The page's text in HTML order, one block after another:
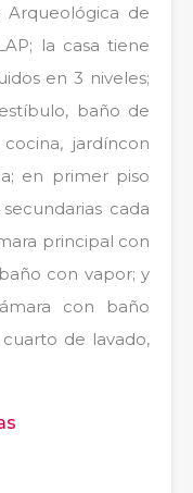
de
la casa tiene
en 3 niveles;
baño de
jardíncon
en primer piso
cada
principal con
con vapor; y
con baño
de lavado,